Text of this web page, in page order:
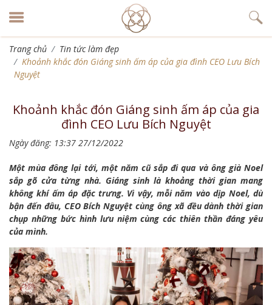
Trang chủ
Tin tức làm đẹp
Khoảnh khắc đón Giáng sinh ấm áp của gia đình CEO Lưu Bích
Nguyệt
Khoảnh khắc đón Giáng sinh ấm áp của gia
đình CEO Lưu Bích Nguyệt
Ngày đăng: 13:37 27/12/2022
Một mùa đông lại tới, một năm cũ sắp đi qua và ông già Noel
sắp gõ cửa từng nhà. Giáng sinh là khoảng thời gian mang
không khí ấm áp đặc trưng. Vì vậy, mỗi năm vào dịp Noel, dù
bận đến đâu, CEO Bích Nguyệt cùng ông xã đều dành thời gian
chụp những bức hình lưu niệm cùng các thiên thần đáng yêu
của mình.